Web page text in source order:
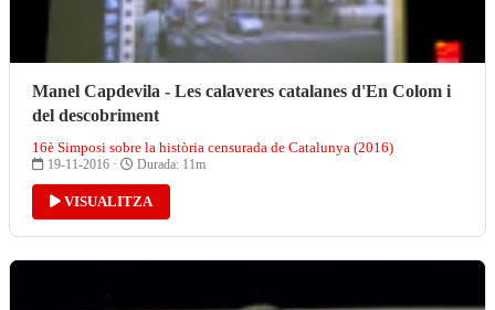
Manel Capdevila - Les calaveres catalanes d'En Colom i
del descobriment
16è Simposi sobre la història censurada de Catalunya (2016)
19-11-2016 · Durada: 11m
VISUALITZA